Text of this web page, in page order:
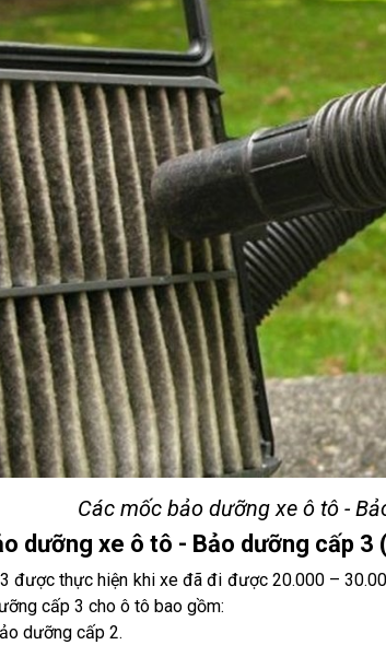
Các mốc bảo dưỡng xe ô tô -
dưỡng xe ô tô - Bảo dưỡng cấp
được thực hiện khi xe đã đi được 20.000 –
cấp 3 cho ô tô bao gồm:
dưỡng cấp 2.